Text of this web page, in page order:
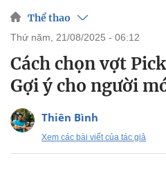
Thể thao
thứ năm, 21/08/2025 - 06:12
Cách chọn vợt
Gợi ý cho người
Thiên Bình
Xem các bài viết của tác giả